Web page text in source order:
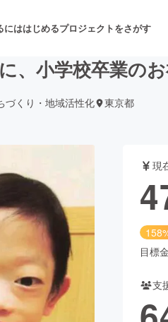
にははじめるプロジェクトをさがす
舞台・パフォーマン
フード・飲食店
ビューティー・ヘル
、小学校卒業の
づくり・地域活性化 東京都
現
目標
支